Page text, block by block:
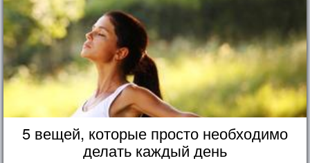
5 вещей, которые просто необходимо
делать каждый день